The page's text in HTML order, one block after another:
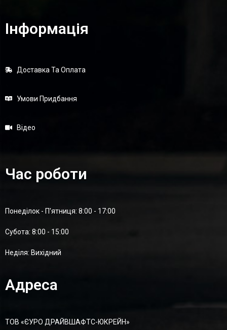
Інформація
Доставка Та Оплата
Умови Придбання
Відео
Час роботи
Понеділок - П'ятниця: 8:00 - 17:00
Суботa: 8:00 - 15:00
Неділя: Вихідний
Адреса
ТОВ «ЄУРО ДРАЙВШАФТC-ЮКРЕЙН»